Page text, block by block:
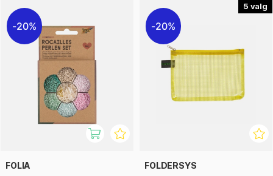
20%
FOLIA
5
20%
FOLDERSYS